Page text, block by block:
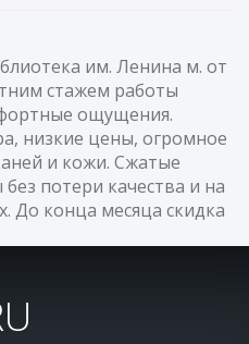
им. Ленина м. от
стажем работы
ощущения.
низкие цены, огромное
и кожи. Сжатые
потери качества и на
До конца месяца скидка